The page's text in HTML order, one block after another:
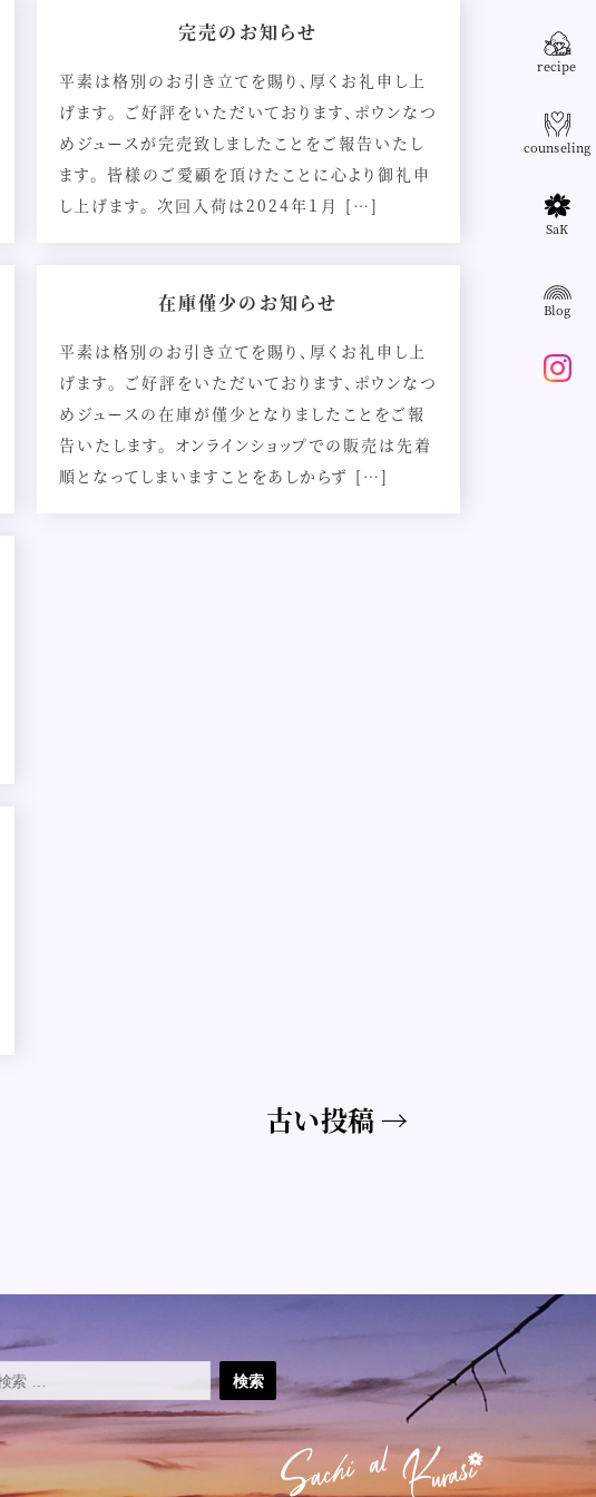
recipe
counseling
SaK
Blog
完売のお知らせ
平素は格別のお引き立てを賜り、厚くお礼申し上
げます。 ご好評をいただいております、ポウンなつ
めジュースが完売致しましたことをご報告いたし
ます。 皆様のご愛顧を頂けたことに心より御礼申
し上げます。 次回入荷は2024年１月 […]
在庫僅少のお知らせ
平素は格別のお引き立てを賜り、厚くお礼申し上
げます。 ご好評をいただいております、ポウンなつ
めジュースの在庫が僅少となりましたことをご報
告いたします。 オンラインショップでの販売は先着
順となってしまいますことをあしからず […]
古い投稿 →